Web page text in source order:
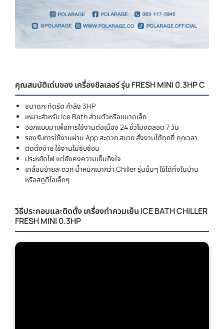
คุณสมบัติเด่นของ เครื่องชิลเลอร์ รุ่น FRESH MINI 0.3HP C
ขนาดกะทัดรัด กำลัง 3HP
เหมาะสำหรับ Ice Bath ส่วนตัวหรือขนาดเล็ก
ออกแบบมาเพื่อการใช้งานต่อเนื่อง 24 ชั่วโมงตลอด 7 วัน
รองรับการใช้งานผ่าน App สะดวก สบาย สั่งงานได้ทุกที่ ทุกเวลา
ติดตั้งง่าย ใช้งานไม่ซับซ้อน
ประหยัดไฟ แต่ยังคงความเย็นถึงใจ
เคลื่อนย้ายสะดวก น้ำหนักเบากว่า Chiller รุ่นอื่นๆ ใช้ได้ทั้งในบ้าน
หรือสตูดิโอเล็กๆ
วิธีประกอบและติดตั้ง เครื่องทำควมเย็น ICE BATH CHILLER
FRESH MINI 0.3HP